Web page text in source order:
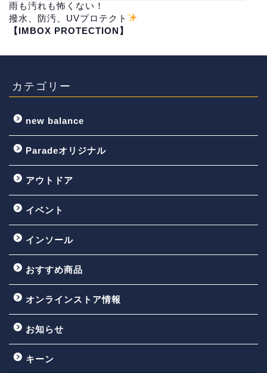
雨も汚れも怖くない！
撥水、防汚、UVプロテクト
【IMBOX PROTECTION】
カテゴリー
new balance
Paradeオリジナル
アウトドア
イベント
インソール
おすすめ商品
オンラインストア情報
お知らせ
キーン